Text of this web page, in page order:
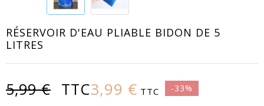
RÉSERVOIR D'EAU PLIABLE BIDON DE 5
LITRES
5,99 € TTC3,99 € TTC -33%